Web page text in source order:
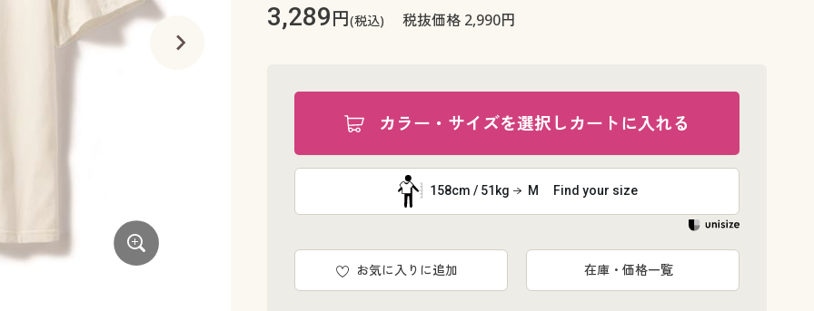
3,289円(税込) 税抜価格 2,990円
カラー・サイズを選択しカートに入れる
158cm / 51kg M Find your size
お気に入りに追加 在庫・価格一覧